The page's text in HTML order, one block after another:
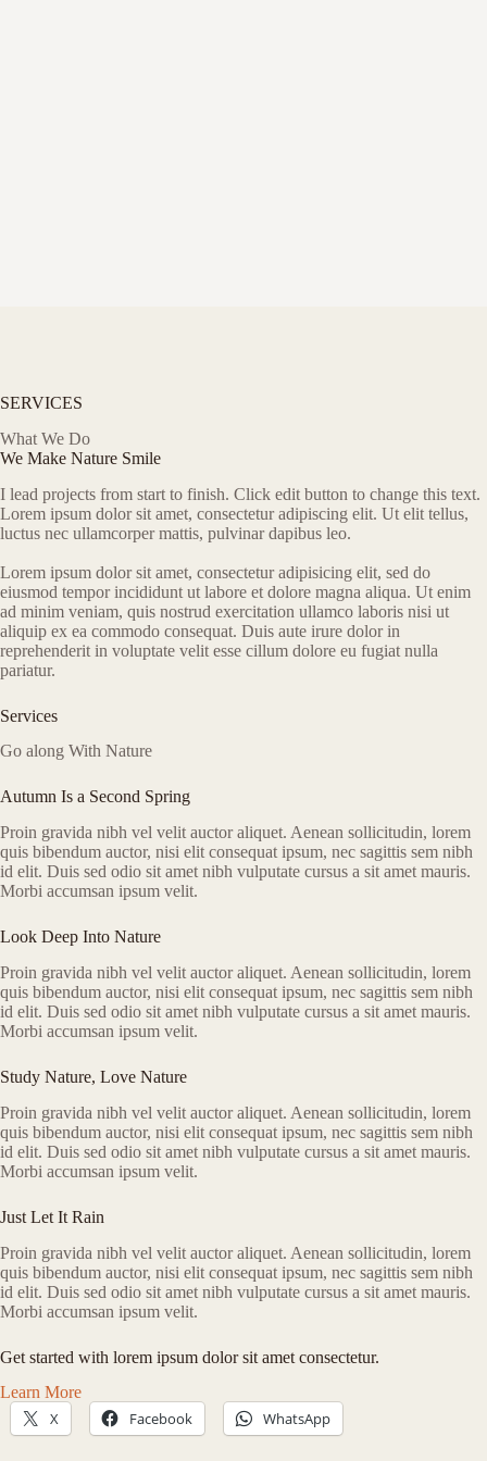
SERVICES​
What We Do​
We Make Nature Smile​
I lead projects from start to finish. Click edit button to change this text.
Lorem ipsum dolor sit amet, consectetur adipiscing elit. Ut elit tellus,
luctus nec ullamcorper mattis, pulvinar dapibus leo.​
Lorem ipsum dolor sit amet, consectetur adipisicing elit, sed do
eiusmod tempor incididunt ut labore et dolore magna aliqua. Ut enim
ad minim veniam, quis nostrud exercitation ullamco laboris nisi ut
aliquip ex ea commodo consequat. Duis aute irure dolor in
reprehenderit in voluptate velit esse cillum dolore eu fugiat nulla
pariatur.
Services​
Go along With Nature​
Autumn Is a Second Spring​
Proin gravida nibh vel velit auctor aliquet. Aenean sollicitudin, lorem
quis bibendum auctor, nisi elit consequat ipsum, nec sagittis sem nibh
id elit. Duis sed odio sit amet nibh vulputate cursus a sit amet mauris.
Morbi accumsan ipsum velit.​
Look Deep Into Nature​
Proin gravida nibh vel velit auctor aliquet. Aenean sollicitudin, lorem
quis bibendum auctor, nisi elit consequat ipsum, nec sagittis sem nibh
id elit. Duis sed odio sit amet nibh vulputate cursus a sit amet mauris.
Morbi accumsan ipsum velit.​
Study Nature, Love Nature​
Proin gravida nibh vel velit auctor aliquet. Aenean sollicitudin, lorem
quis bibendum auctor, nisi elit consequat ipsum, nec sagittis sem nibh
id elit. Duis sed odio sit amet nibh vulputate cursus a sit amet mauris.
Morbi accumsan ipsum velit.​
Just Let It Rain​
Proin gravida nibh vel velit auctor aliquet. Aenean sollicitudin, lorem
quis bibendum auctor, nisi elit consequat ipsum, nec sagittis sem nibh
id elit. Duis sed odio sit amet nibh vulputate cursus a sit amet mauris.
Morbi accumsan ipsum velit.​
Get started with lorem ipsum dolor sit amet consectetur.​
Learn More
X Facebook WhatsApp